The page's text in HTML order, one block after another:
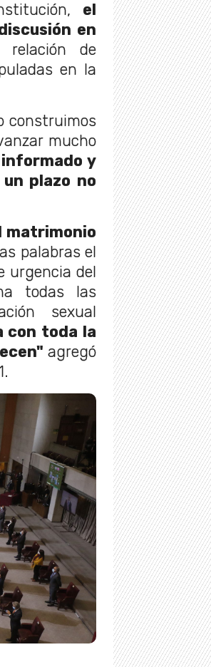
el
en
de
en la
construimos
mucho
y
plazo no
matrimonio
palabras el
urgencia del
todas las
sexual
con toda la
agregó